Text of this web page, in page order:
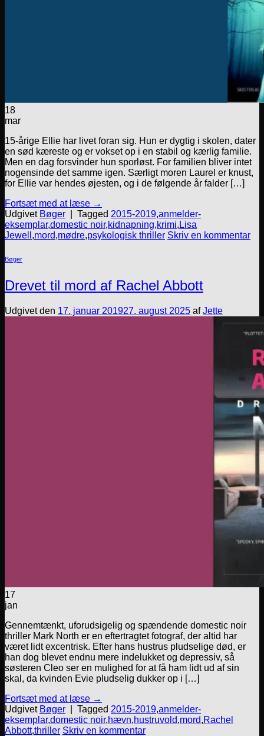
18
mar
15-årige Ellie har livet foran sig. Hun er dygtig i skolen, dater
en sød kæreste og er vokset op i en stabil og kærlig familie.
Men en dag forsvinder hun sporløst. For familien bliver intet
nogensinde det samme igen. Særligt moren Laurel er knust,
for Ellie var hendes øjesten, og i de følgende år falder […]
Fortsæt med at læse →
Udgivet Bøger Tagged 2015-2019,anmelder-
eksemplar,domestic noir,kidnapning,krimi, Lisa
Jewell ,mord,mødre,psykologisk thriller Skriv en kommentar
Bøger
Drevet til mord af Rachel Abbott
Udgivet den 17. januar 201927. august 2025 afJette
17
jan
Gennemtænkt, uforudsigelig og spændende domestic noir
thriller Mark North er en eftertragtet fotograf, der altid har
været lidt excentrisk. Efter hans hustrus pludselige død, er
han dog blevet endnu mere indelukket og depressiv, så
søsteren Cleo ser en mulighed for at få ham lidt ud af sin
skal, da kvinden Evie pludselig dukker op i […]
Fortsæt med at læse →
Udgivet Bøger Tagged 2015-2019,anmelder-
eksemplar,domestic noir,hævn,hustruvold,mord,Rachel
Abbott,thriller Skriv en kommentar